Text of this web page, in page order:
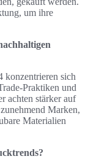
um ihre
konzentrieren sich
Praktiken und
achten stärker auf
Marken,
Materialien